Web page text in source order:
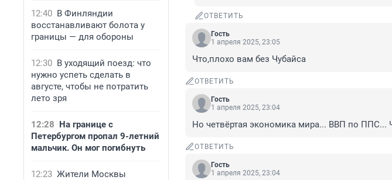
12:40 В Финляндии
восстанавливают болота у
границы — для обороны
12:30 В уходящий поезд: что
нужно успеть сделать в
августе, чтобы не потратить
лето зря
12:28 На границе с
Петербургом пропал 9-летний
мальчик. Он мог погибнуть
12:23 Жители Москвы
ОТВЕТИТЬ
Гость
1 апреля 2025, 23:05
Что,плохо вам без Чубайса
ОТВЕТИТЬ
Гость
1 апреля 2025, 23:04
Но четвёртая экономика мира... ВВП по ППС...
ОТВЕТИТЬ
Гость
1 апреля 2025, 23:04